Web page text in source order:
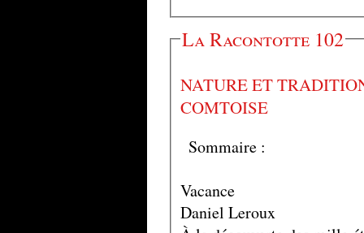
La Racontotte 102
NATURE ET
COMTOISE
Sommaire :
Vacance
Daniel Leroux